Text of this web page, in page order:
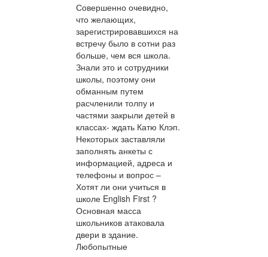
Совершенно очевидно,
что желающих,
зарегистрировавшихся на
встречу было в сотни раз
больше, чем вся школа.
Знали это и сотрудники
школы, поэтому они
обманным путем
расчленили толпу и
частями закрыли детей в
классах- ждать Катю Клэп.
Некоторых заставляли
заполнять анкеты с
информацией, адреса и
телефоны и вопрос –
Хотят ли они учиться в
школе English First ?
Основная масса
школьников атаковала
двери в здание.
Любопытные